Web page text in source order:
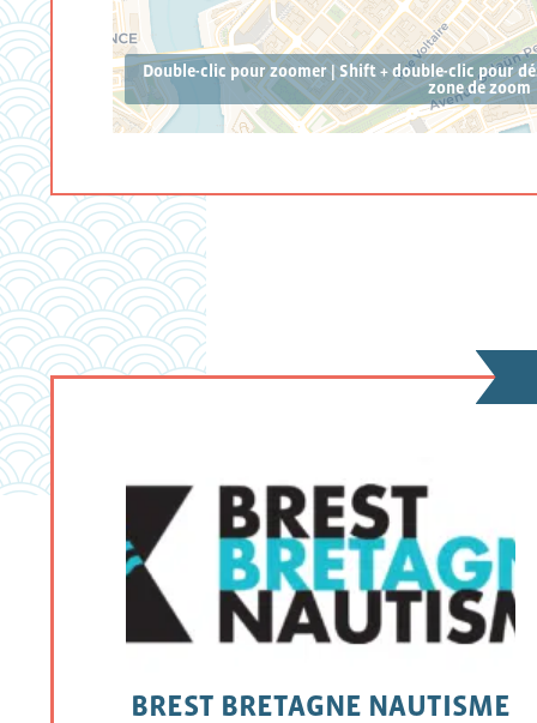
Double-clic pour zoomer | Shift + double-clic pour
zone de zoom
BREST BRETAGNE NAUTISME